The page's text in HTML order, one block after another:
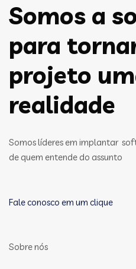
Somos a
para
projeto
realidade
Somos líderes em implantar
de quem entende do assunto
Fale conosco em um clique
Sobre nós